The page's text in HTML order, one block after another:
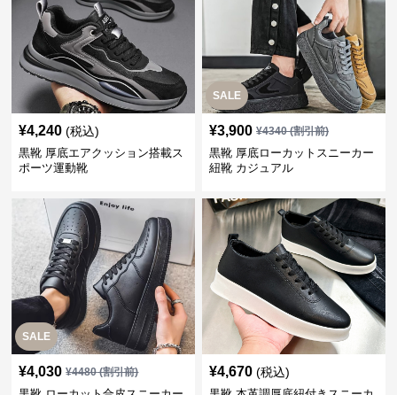
¥4,240 (税込)
黒靴 厚底エアクッション搭載ス
ポーツ運動靴
SALE
¥3,900 ¥4340(割引前)
黒靴 厚底ローカットスニーカー
紐靴 カジュアル
SALE
¥4,030 ¥4480(割引前) ¥4,670 (税込)